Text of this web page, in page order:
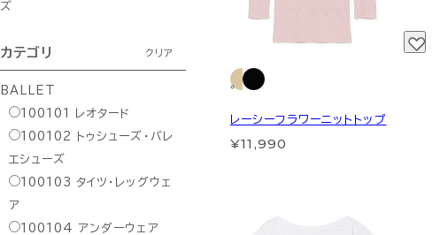
ズ
カテゴリ クリア
BALLET
100101
レオタード
100102
トゥシューズ・バレ
エシューズ
100103 タイツ・レッグウェ
ア
100104 アンダーウェア
レーシーフラワーニットトップ
¥11,990